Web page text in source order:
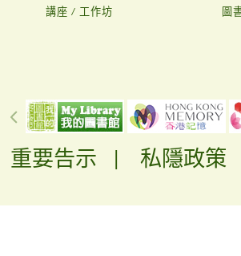
講座 / 工作坊
圖
重要告示 私隱政策